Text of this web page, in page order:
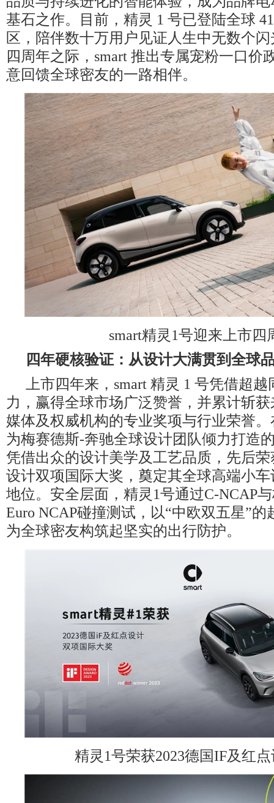
基石之作。目前，精灵 1 号已登陆全球
区，陪伴数十万用户见证人生中无数个闪
四周年之际，smart 推出专属宠粉一口价
意回馈全球密友的一路相伴。
smart精灵1号迎来上市四
四年硬核验证：从设计大满贯到全球
上市四年来，smart 精灵 1 号凭借超
力，赢得全球市场广泛赞誉，并累计斩
媒体及权威机构的专业奖项与行业荣誉
为梅赛德斯-奔驰全球设计团队倾力打造
凭借出众的设计美学及工艺品质，先后
设计双项国际大奖，奠定其全球高端小
地位。安全层面，精灵1号通过C-NCAP
Euro NCAP碰撞测试，以“中欧双五星”
为全球密友构筑起坚实的出行防护。
精灵1号荣获2023德国IF及红